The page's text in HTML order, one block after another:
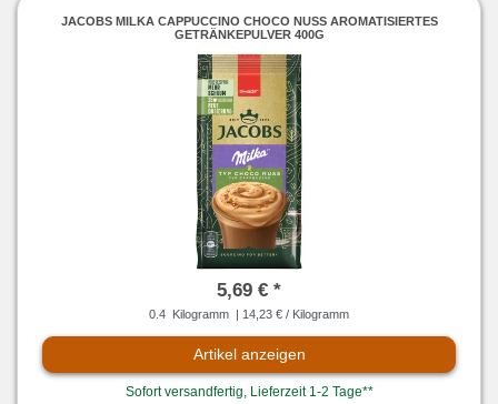
JACOBS MILKA CAPPUCCINO CHOCO NUSS AROMATISIERTES
GETRÄNKEPULVER 400G
5,69 € *
0.4 Kilogramm | 14,23 € / Kilogramm
Artikel anzeigen
Sofort versandfertig, Lieferzeit 1-2 Tage**